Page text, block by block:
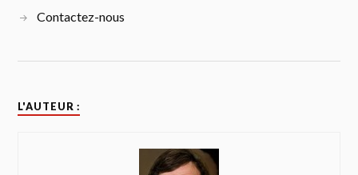
Contactez-nous
L'AUTEUR :